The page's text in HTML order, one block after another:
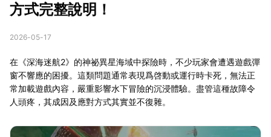
方式完整說明！
2026-05-17
在《深海迷航2》的神祕異星海域中探險時，不少玩家會遭遇遊戲彈
窗不響應的困擾。這類問題通常表現爲啓動或運行時卡死，無法正
常加載遊戲內容，嚴重影響水下冒險的沉浸體驗。盡管這種故障令
人頭疼，其成因及應對方式其實並不復雜。